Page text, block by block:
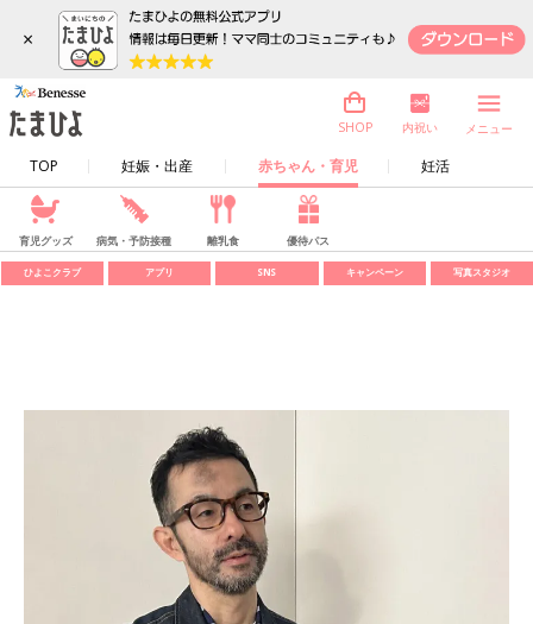
×
TOP 妊娠・出産 赤ちゃん・育児 妊活
SHOP 内祝い メニュー
育児グッズ 病気・予防接種 離乳食 優待パス
ひよこクラブ アプリ SNS キャンペーン 写真スタジオ